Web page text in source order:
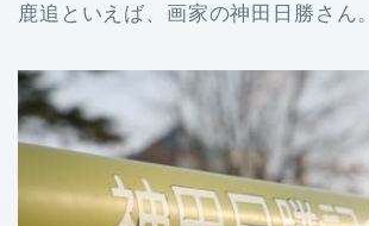
鹿追といえば、画家の神田日勝さん。